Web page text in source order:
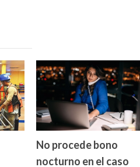
No procede bono
nocturno en el caso